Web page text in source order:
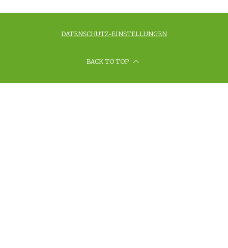
DATENSCHUTZ-EINSTELLUNGEN
BACK TO TOP